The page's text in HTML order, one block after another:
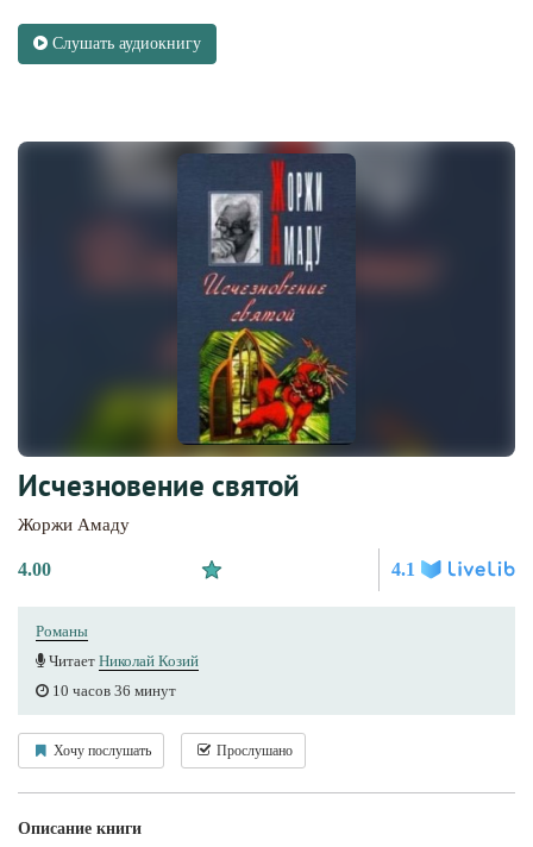
Слушать аудиокнигу
Исчезновение святой
Жоржи Амаду
4.00 4.1
Романы
Читает Николай Козий
10 часов 36 минут
Хочу послушать Прослушано
Описание книги